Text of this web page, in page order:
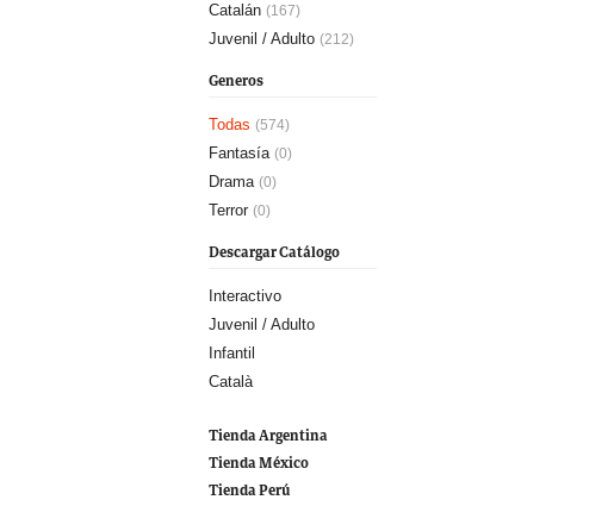
Catalán (167)
Juvenil / Adulto (212)
Generos
Todas (574)
Fantasía (0)
Drama (0)
Terror (0)
Descargar Catálogo
Interactivo
Juvenil / Adulto
Infantil
Català
Tienda Argentina
Tienda México
Tienda Perú